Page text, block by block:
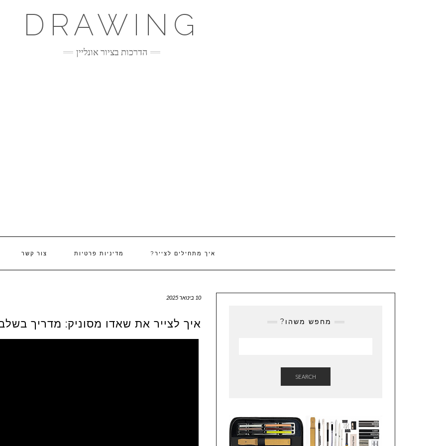
DRAWING
הדרכות בציור אונליין
איך מתחילים לצייר? מדיניות פרטיות צור קשר
10 בינואר 2025
איך לצייר את שאדו מסוניק: מדריך מחפש משהו?
SEARCH